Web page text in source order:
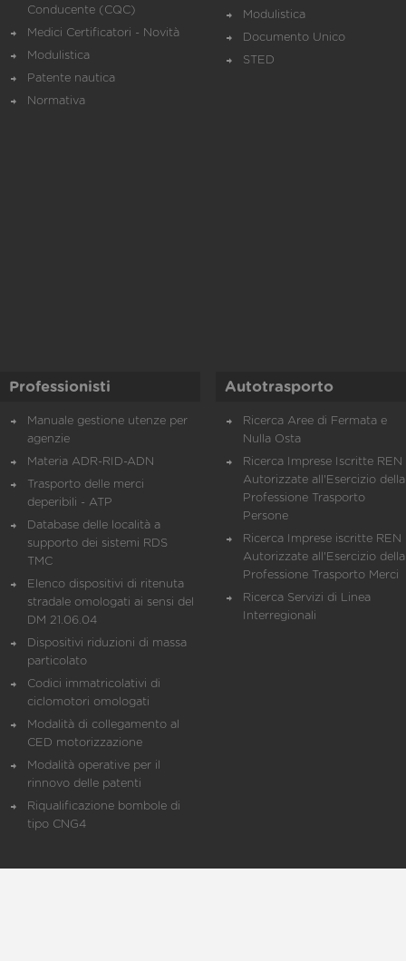
Conducente (CQC)
Medici Certificatori - Novità
Modulistica
Patente nautica
Normativa
Modulistica
Documento Unico
STED
Professionisti
Manuale gestione utenze per
agenzie
Materia ADR-RID-ADN
Trasporto delle merci
deperibili - ATP
Database delle località a
supporto dei sistemi RDS
TMC
Elenco dispositivi di ritenuta
stradale omologati ai sensi del
DM 21.06.04
Dispositivi riduzioni di massa
particolato
Codici immatricolativi di
ciclomotori omologati
Modalità di collegamento al
CED motorizzazione
Modalità operative per il
rinnovo delle patenti
Riqualificazione bombole di
tipo CNG4
Autotrasporto
Ricerca Aree di Fermata e
Nulla Osta
Ricerca Imprese Iscritte REN
Autorizzate all'Esercizio della
Professione Trasporto
Persone
Ricerca Imprese iscritte REN
Autorizzate all'Esercizio della
Professione Trasporto Merci
Ricerca Servizi di Linea
Interregionali